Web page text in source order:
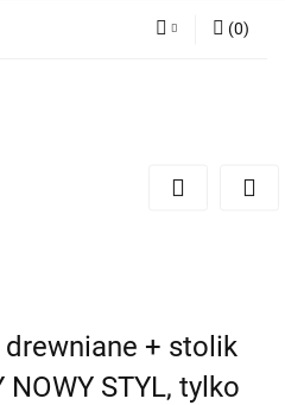
Zgody cookies
(0)
+ stolik
NOWY STYL, tylko